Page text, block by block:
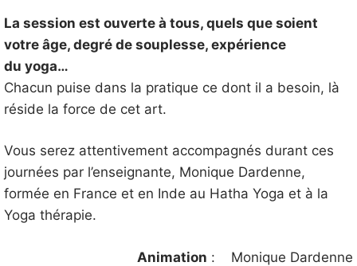
La session est ouverte à tous, quels que soient
votre âge, degré de souplesse, expérience
du yoga…
Chacun puise dans la pratique ce dont il a besoin, là
réside la force de cet art.
Vous serez attentivement accompagnés durant ces
journées par l’enseignante, Monique Dardenne,
formée en France et en Inde au Hatha Yoga et à la
Yoga thérapie.
Animation : Monique Dardenne